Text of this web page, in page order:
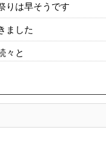
りは早そうです
ました
々と